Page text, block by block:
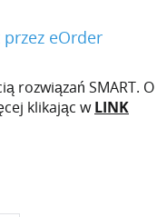
eOrder
rozwiązań SMART.
klikając wLINK